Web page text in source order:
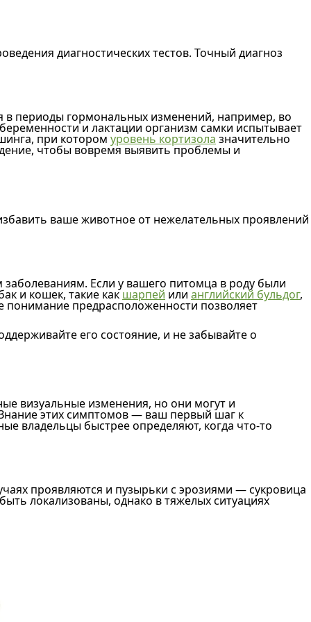
диагностических тестов. Точный диагноз
периоды гормональных изменений, например, во
и лактации организм самки испытывает
при котором уровень кортизола значительно
чтобы вовремя выявить проблемы и
ваше животное от нежелательных проявлений
Если у вашего питомца в роду были
и кошек, такие какшарпей или английский бульдог,
понимание предрасположенности позволяет
его состояние, и не забывайте о
визуальные изменения, но они могут и
этих симптомов — ваш первый шаг к
владельцы быстрее определяют, когда что-то
проявляются и пузырьки с эрозиями — сукровица
локализованы, однако в тяжелых ситуациях